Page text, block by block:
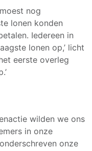
nog
lonen konden
Iedereen in
lonen op,’ licht
eerste overleg
wilden we ons
in onze
onze